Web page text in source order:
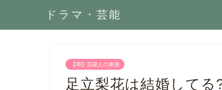
ドラマ・芸能
【噂】芸能人の裏側
足立梨花は結婚して